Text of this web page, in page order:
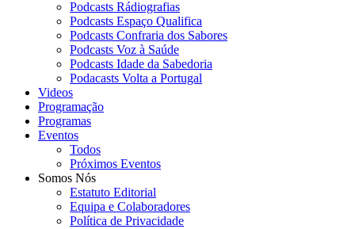
Podcasts Rádiografias
Podcasts Espaço Qualifica
Podcasts Confraria dos Sabores
Podcasts Voz à Saúde
Podcasts Idade da Sabedoria
Podacasts Volta a Portugal
Videos
Programação
Programas
Eventos
Todos
Próximos Eventos
Somos Nós
Estatuto Editorial
Equipa e Colaboradores
Política de Privacidade